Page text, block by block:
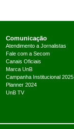
Comunicação
Atendimento a Jornalistas
Fale com a Secom
Canais Oficiais
Marca UnB
Campanha Institucional 2025
Planner 2024
UnB TV